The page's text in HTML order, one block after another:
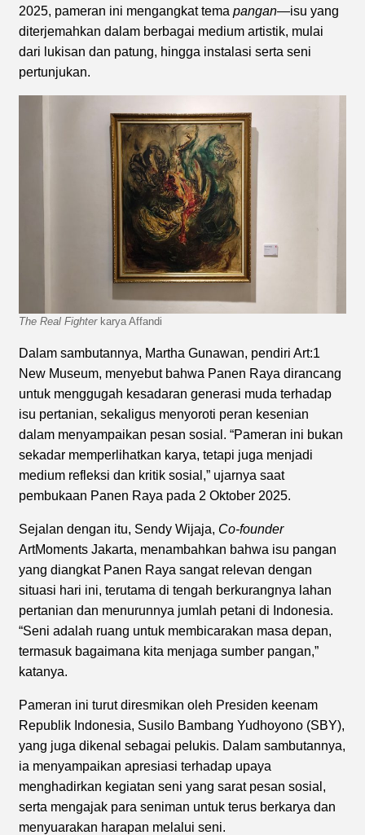
2025, pameran ini mengangkat tema pangan—isu yang
diterjemahkan dalam berbagai medium artistik, mulai
dari lukisan dan patung, hingga instalasi serta seni
pertunjukan.
The Real Fighterkarya Affandi
Dalam sambutannya, Martha Gunawan, pendiri Art:1
New Museum, menyebut bahwa Panen Raya dirancang
untuk menggugah kesadaran generasi muda terhadap
isu pertanian, sekaligus menyoroti peran kesenian
dalam menyampaikan pesan sosial. “Pameran ini bukan
sekadar memperlihatkan karya, tetapi juga menjadi
medium refleksi dan kritik sosial,” ujarnya saat
pembukaan Panen Raya pada 2 Oktober 2025.
Sejalan dengan itu, Sendy Wijaja, Co-founder
ArtMoments Jakarta, menambahkan bahwa isu pangan
yang diangkat Panen Raya sangat relevan dengan
situasi hari ini, terutama di tengah berkurangnya lahan
pertanian dan menurunnya jumlah petani di Indonesia.
“Seni adalah ruang untuk membicarakan masa depan,
termasuk bagaimana kita menjaga sumber pangan,”
katanya.
Pameran ini turut diresmikan oleh Presiden keenam
Republik Indonesia, Susilo Bambang Yudhoyono (SBY),
yang juga dikenal sebagai pelukis. Dalam sambutannya,
ia menyampaikan apresiasi terhadap upaya
menghadirkan kegiatan seni yang sarat pesan sosial,
serta mengajak para seniman untuk terus berkarya dan
menyuarakan harapan melalui seni.